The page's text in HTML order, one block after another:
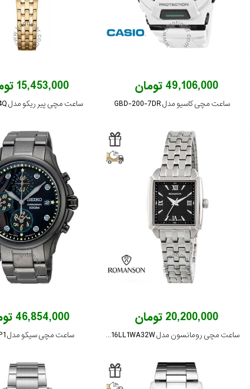
49,106,000 تومان
ساعت مچی کاسیو مدل GBD-200-7DR
15,453,000 تومان
ساعت مچی پیر ریکو مدل P21031.1124Q
20,200,000 تومان
ساعت مچی رومانسون مدل TM9216LL1WA32W
46,854,000 تومان
ساعت مچی سیکو مدل SNDX67P1